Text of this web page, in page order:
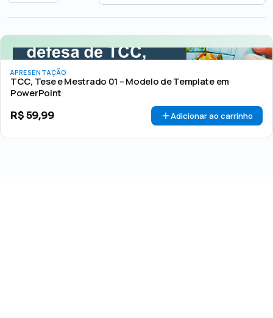
PREÇO
Todos Até R$50 R$50 – R$100 Acima de R$100
OFERTA 🏷 Em promoção
APRESENTAÇÃO
TCC, Tese e Mestrado 01 – Modelo de Template em
PowerPoint
R$59,99 Adicionar ao carrinho